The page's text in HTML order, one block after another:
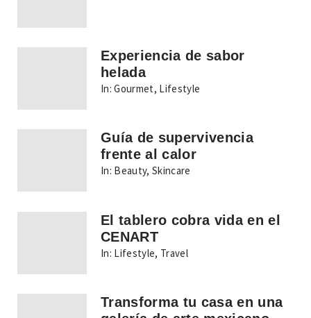
Experiencia de sabor
helada
In: Gourmet, Lifestyle
Guía de supervivencia
frente al calor
In: Beauty,Skincare
El tablero cobra vida en el
CENART
In: Lifestyle, Travel
Transforma tu casa en una